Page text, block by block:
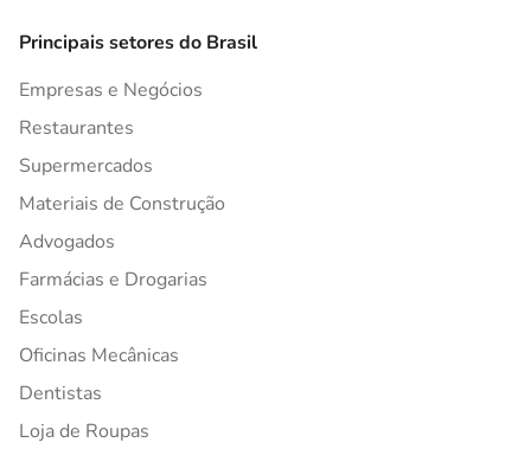
Principais setores do Brasil
Empresas e Negócios
Restaurantes
Supermercados
Materiais de Construção
Advogados
Farmácias e Drogarias
Escolas
Oficinas Mecânicas
Dentistas
Loja de Roupas